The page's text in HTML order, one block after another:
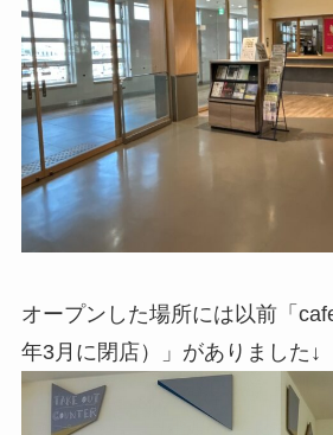
オープンした場所には以前「
年3月に閉店）」がありました↓